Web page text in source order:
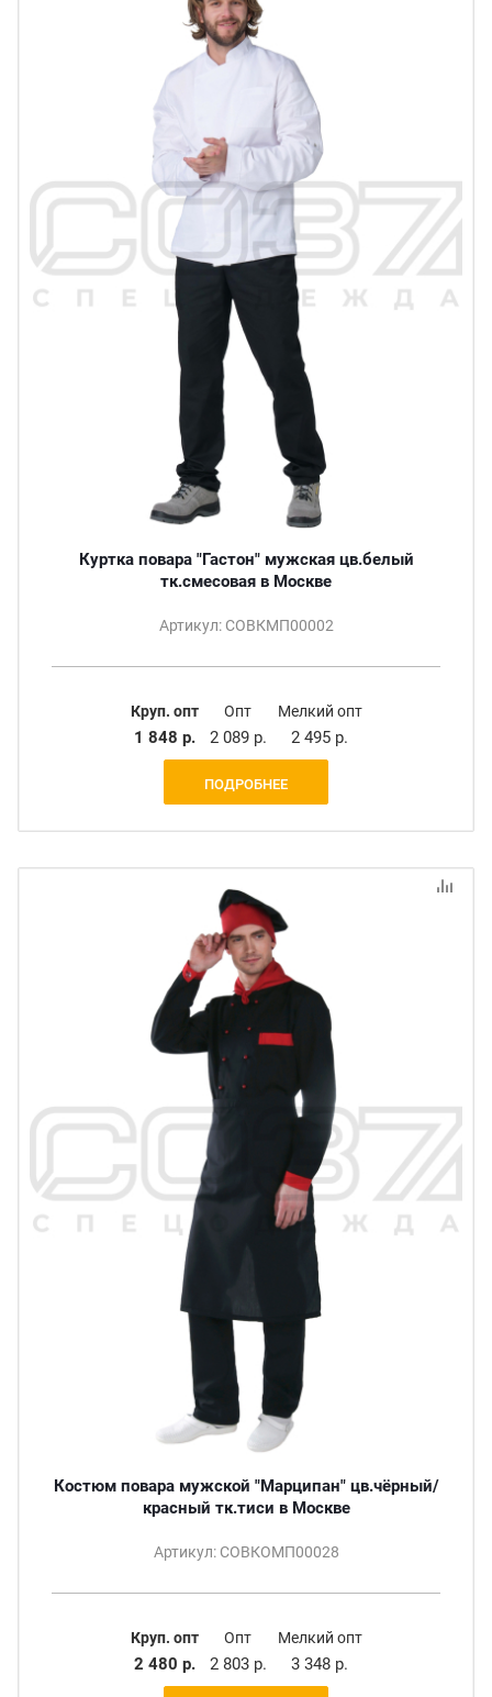
Куртка повара "Гастон" мужская цв.белый
тк.смесовая в Москве
Артикул: СОВКМП00002
Круп. опт
1 848 р.
Опт
2 089 р.
Мелкий опт
2 495 р.
ПОДРОБНЕЕ
Костюм повара мужской "Марципан" цв.чёрный/
красный тк.тиси в Москве
Артикул: СОВКОМП00028
Круп. опт
2 480 р.
Опт
2 803 р.
Мелкий опт
3 348 р.